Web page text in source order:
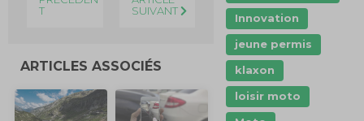
T
SUIVANT
ARTICLES ASSOCIÉS
Innovation
jeune permis
klaxon
loisir moto